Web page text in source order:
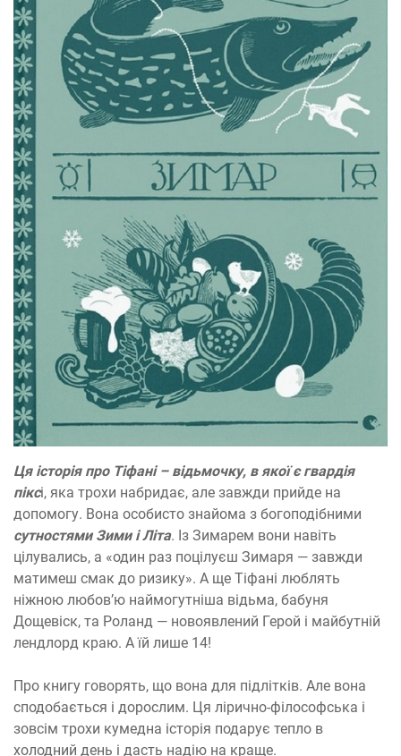
Ця історія про Тіфані – відьмочку, в якої є гвардія
піксі, яка трохи набридає, але завжди прийде на
допомогу. Вона особисто знайома з богоподібними
сутностями Зими і Літа. Із Зимарем вони навіть
цілувались, а «один раз поцілуєш Зимаря — завжди
матимеш смак до ризику». А ще Тіфані люблять
ніжною любов’ю наймогутніша відьма, бабуня
Дощевіск, та Роланд — новоявлений Герой і майбутній
лендлорд краю. А їй лише 14!
Про книгу говорять, що вона для підлітків. Але вона
сподобається і дорослим. Ця лірично-філософська і
зовсім трохи кумедна історія подарує тепло в
холодний день і дасть надію на краще.